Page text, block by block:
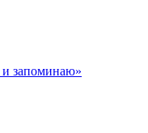
запоминаю»